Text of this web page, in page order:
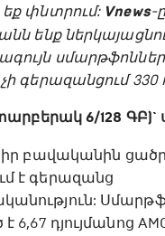
փնտրում: Vnews-
ենք
գերազանցում 330
6/128 ԳԲ)`
իր բավականին
է գերազանց
6,67 դյույմանոց